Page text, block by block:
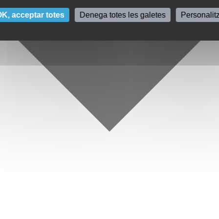
acceptar totes Denega totes les galetes